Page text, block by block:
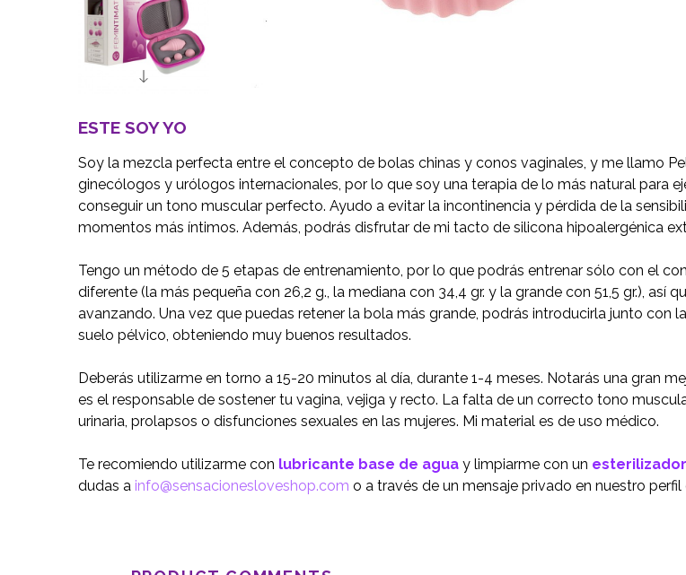
ESTE SOY YO
Soy la mezcla perfecta entre el concepto de bolas chinas y conos vaginales, y me llamo
ginecólogos y urólogos internacionales, por lo que soy una terapia de lo más natural para
conseguir un tono muscular perfecto. Ayudo a evitar la incontinencia y pérdida de la
momentos más íntimos. Además, podrás disfrutar de mi tacto de silicona hipoalergénica
Tengo un método de 5 etapas de entrenamiento, por lo que podrás entrenar sólo con el
diferente (la más pequeña con 26,2 g., la mediana con 34,4 gr. y la grande con 51,5 gr.), así
avanzando. Una vez que puedas retener la bola más grande, podrás introducirla junto con
suelo pélvico, obteniendo muy buenos resultados.
Deberás utilizarme en torno a 15-20 minutos al día, durante 1-4 meses. Notarás una gran
es el responsable de sostener tu vagina, vejiga y recto. La falta de un correcto tono
urinaria, prolapsos o disfunciones sexuales en las mujeres. Mi material es de uso médico.
Te recomiendo utilizarme con lubricante base de agua y limpiarme con un
dudas a info@sensacionesloveshop.com o a través de un mensaje privado en nuestro perfil